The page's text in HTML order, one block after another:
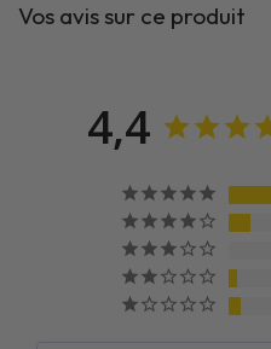
Vos avis sur ce produit
4,4